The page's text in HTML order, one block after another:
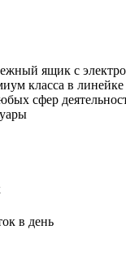
ящик с
класса в линейке
сфер
в день